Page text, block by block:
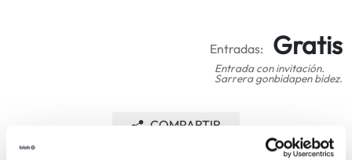
Entradas: Gratis
Entrada con invitación.
Sarrera gonbidapen bidez.
COMPARTIR